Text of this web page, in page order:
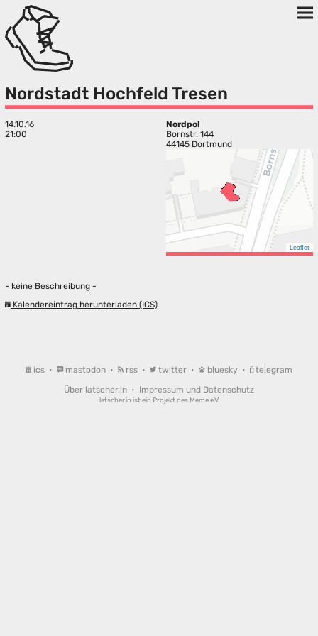
Nordstadt Hochfeld Tresen
14.10.16
21:00
Nordpol
Bornstr. 144
44145 Dortmund
Leaflet
- keine Beschreibung -
Kalendereintrag herunterladen (ICS)
ics • mastodon • rss • twitter • bluesky •
telegram
Über latscher.in • Impressum und Datenschutz
latscher.in ist ein Projekt des Meme e.V.